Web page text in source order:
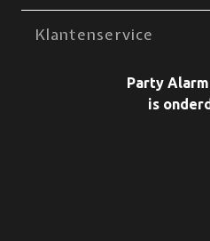
Klantenservice
Party
is